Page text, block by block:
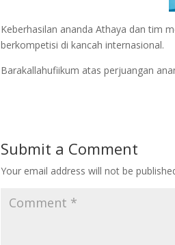
Keberhasilan ananda Athaya dan tim
berkompetisi di kancah internasional.
Barakallahufiikum atas perjuangan
Submit a Comment
Your email address will not be